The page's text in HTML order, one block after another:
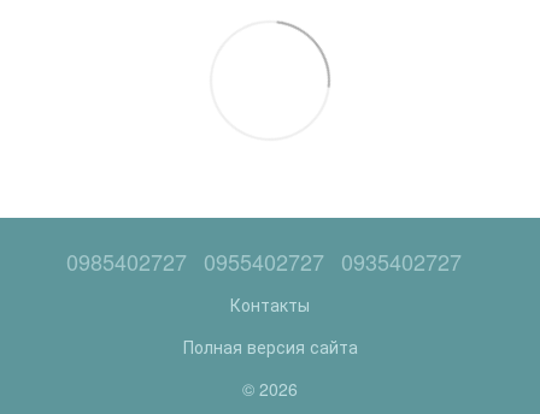
0985402727 0955402727 0935402727
Контакты
Полная версия сайта
© 2026